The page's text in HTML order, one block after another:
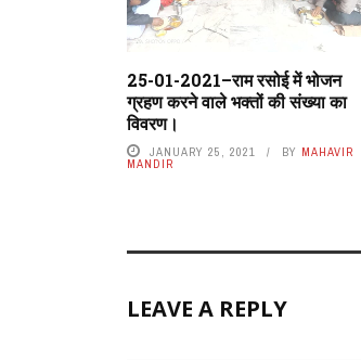
25-01-2021–राम रसोई में भोजन
ग्रहण करने वाले भक्तों की संख्या का
विवरण।
JANUARY 25, 2021 BY MAHAVIR
MANDIR
LEAVE A REPLY